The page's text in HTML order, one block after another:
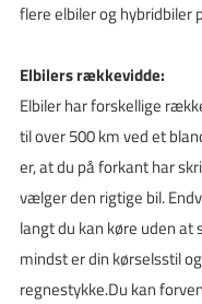
flere elbiler og hybridbiler
Elbilers rækkevidde:
Elbiler har forskellige
til over 500 km ved et
er, at du på forkant har
vælger den rigtige bil.
langt du kan køre uden at
mindst er din kørselsstil
regnestykke.Du kan